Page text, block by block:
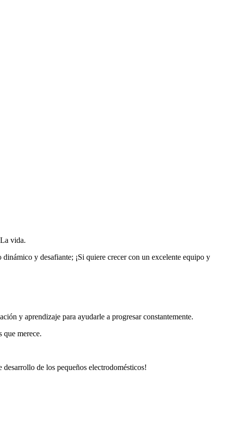
vida.
y desafiante; ¡Si quiere crecer con un excelente equipo y
y aprendizaje para ayudarle a progresar constantemente.
que merece.
desarrollo de los pequeños electrodomésticos!